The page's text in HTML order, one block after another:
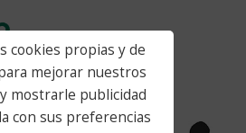
cookies propias y de
mejorar nuestros
mostrarle publicidad
con sus preferencias